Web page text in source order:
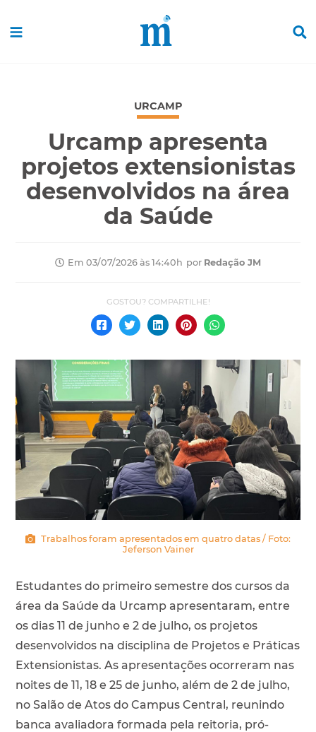
URCAMP
Urcamp apresenta
projetos extensionistas
desenvolvidos na área
da Saúde
Em 03/07/2026 às 14:40h por Redação JM
Trabalhos foram apresentados em quatro datas / Foto:
Jeferson Vainer
Estudantes do primeiro semestre dos cursos da
área da Saúde da Urcamp apresentaram, entre
os dias 11 de junho e 2 de julho, os projetos
desenvolvidos na disciplina de Projetos e Práticas
Extensionistas. As apresentações ocorreram nas
noites de 11, 18 e 25 de junho, além de 2 de julho,
no Salão de Atos do Campus Central, reunindo
banca avaliadora formada pela reitoria, pró-